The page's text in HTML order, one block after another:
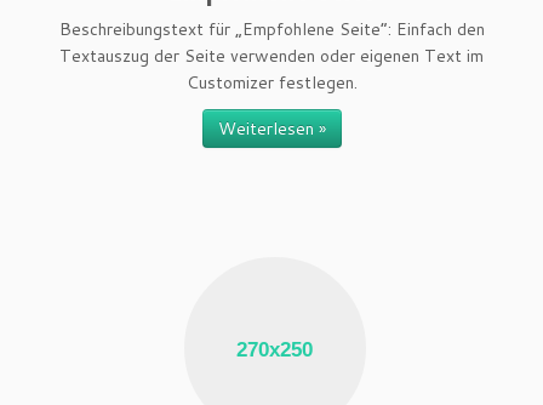
Beschreibungstext für „Empfohlene Seite“: Einfach den
Textauszug der Seite verwenden oder eigenen Text im
Customizer festlegen.
Weiterlesen »